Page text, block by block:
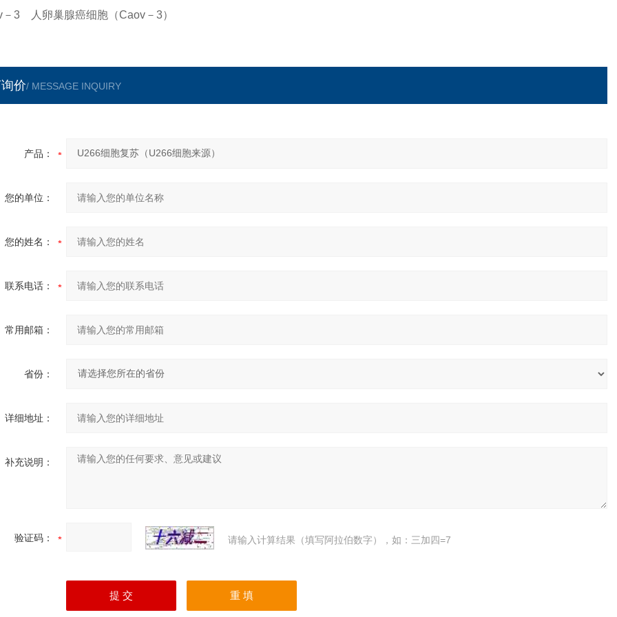
－3 人卵巢腺癌细胞（Caov－3）
价/ MESSAGE INQUIRY
产品：
您的单位：
您的姓名：
联系电话：
常用邮箱：
省份：
详细地址：
补充说明：
验证码： 请输入计算结果（填写阿拉伯数字），如：三加四=7